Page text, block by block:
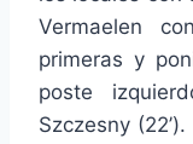
Vermaelen
primeras y
poste
Szczesny